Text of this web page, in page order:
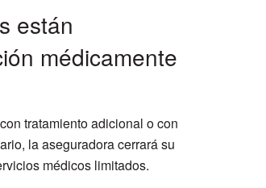
están
médicamente
tratamiento adicional o con
la aseguradora cerrará su
médicos limitados.